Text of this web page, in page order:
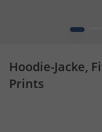
1
Hoodie-Jacke,
Prints